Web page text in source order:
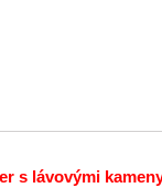
s lávovými